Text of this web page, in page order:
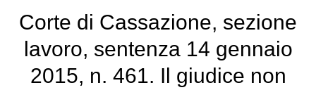
Corte di Cassazione, sezione
lavoro, sentenza 14 gennaio
2015, n. 461. Il giudice non